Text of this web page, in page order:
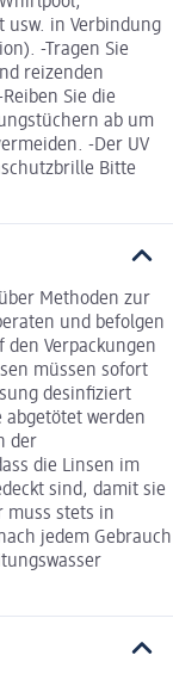
usw. in Verbindung
-Tragen Sie
reizenden
Sie die
ab um
-Der UV
Bitte
Methoden zur
und befolgen
den Verpackungen
müssen sofort
desinfiziert
werden
der
die Linsen im
sind, damit sie
muss stets in
jedem Gebrauch